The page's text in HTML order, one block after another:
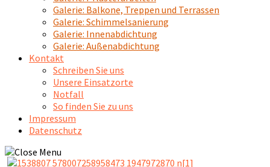
Galerie: Balkone, Treppen und Terrassen
Galerie: Schimmelsanierung
Galerie: Innenabdichtung
Galerie: Außenabdichtung
Kontakt
Schreiben Sie uns
Unsere Einsatzorte
Notfall
So finden Sie zu uns
Impressum
Datenschutz